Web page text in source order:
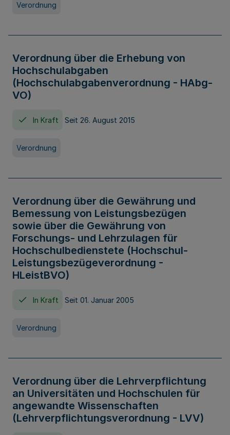
Verordnung
Verordnung über die Erhebung von
Hochschulabgaben
(Hochschulabgabenverordnung - HAbg-
VO)
In Kraft Seit 26. August 2015
Verordnung
Verordnung über die Gewährung und
Bemessung von Leistungsbezügen
sowie über die Gewährung von
Forschungs- und Lehrzulagen für
Hochschulbedienstete (Hochschul-
Leistungsbezügeverordnung -
HLeistBVO)
In Kraft Seit 01. Januar 2005
Verordnung
Verordnung über die Lehrverpflichtung
an Universitäten und Hochschulen für
angewandte Wissenschaften
(Lehrverpflichtungsverordnung - LVV)